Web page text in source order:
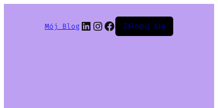
Mój Blog LinkedIn
Instagram
Facebook
Zaloguj się